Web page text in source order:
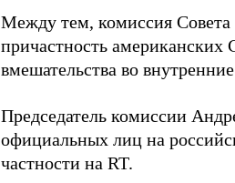
Между тем, комиссия Совета
причастность
вмешательства во
Председатель комиссии
официальных лиц на
частности на RT.